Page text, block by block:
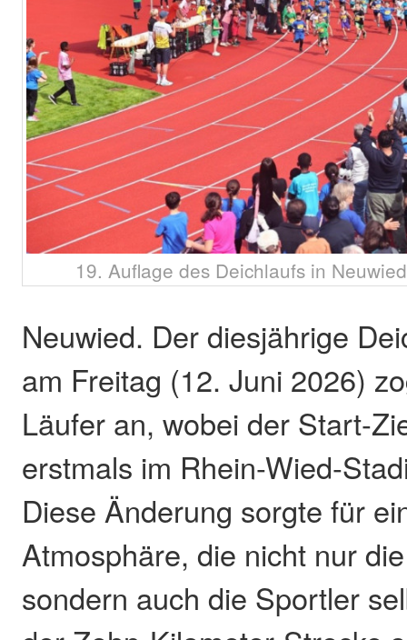
19. Auflage des Deichlaufs in
Neuwied. Der diesjährige
am Freitag (12. Juni 2026)
Läufer an, wobei der Start-
erstmals im Rhein-Wied-
Diese Änderung sorgte für
Atmosphäre, die nicht nur
sondern auch die Sportler